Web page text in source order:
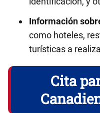
Información
como hoteles,
turísticas a
Cita